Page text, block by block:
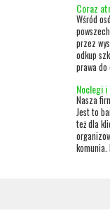
Coraz
Wśród
przez
odkup
prawa do
Noclegi
Nasza
Jest to
też dla